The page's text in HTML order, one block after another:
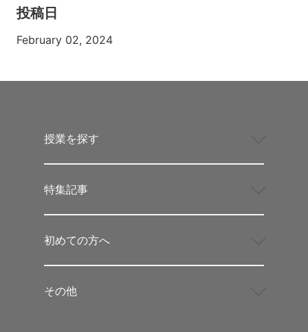
投稿日
February 02, 2024
授業を探す
特集記事
初めての方へ
その他